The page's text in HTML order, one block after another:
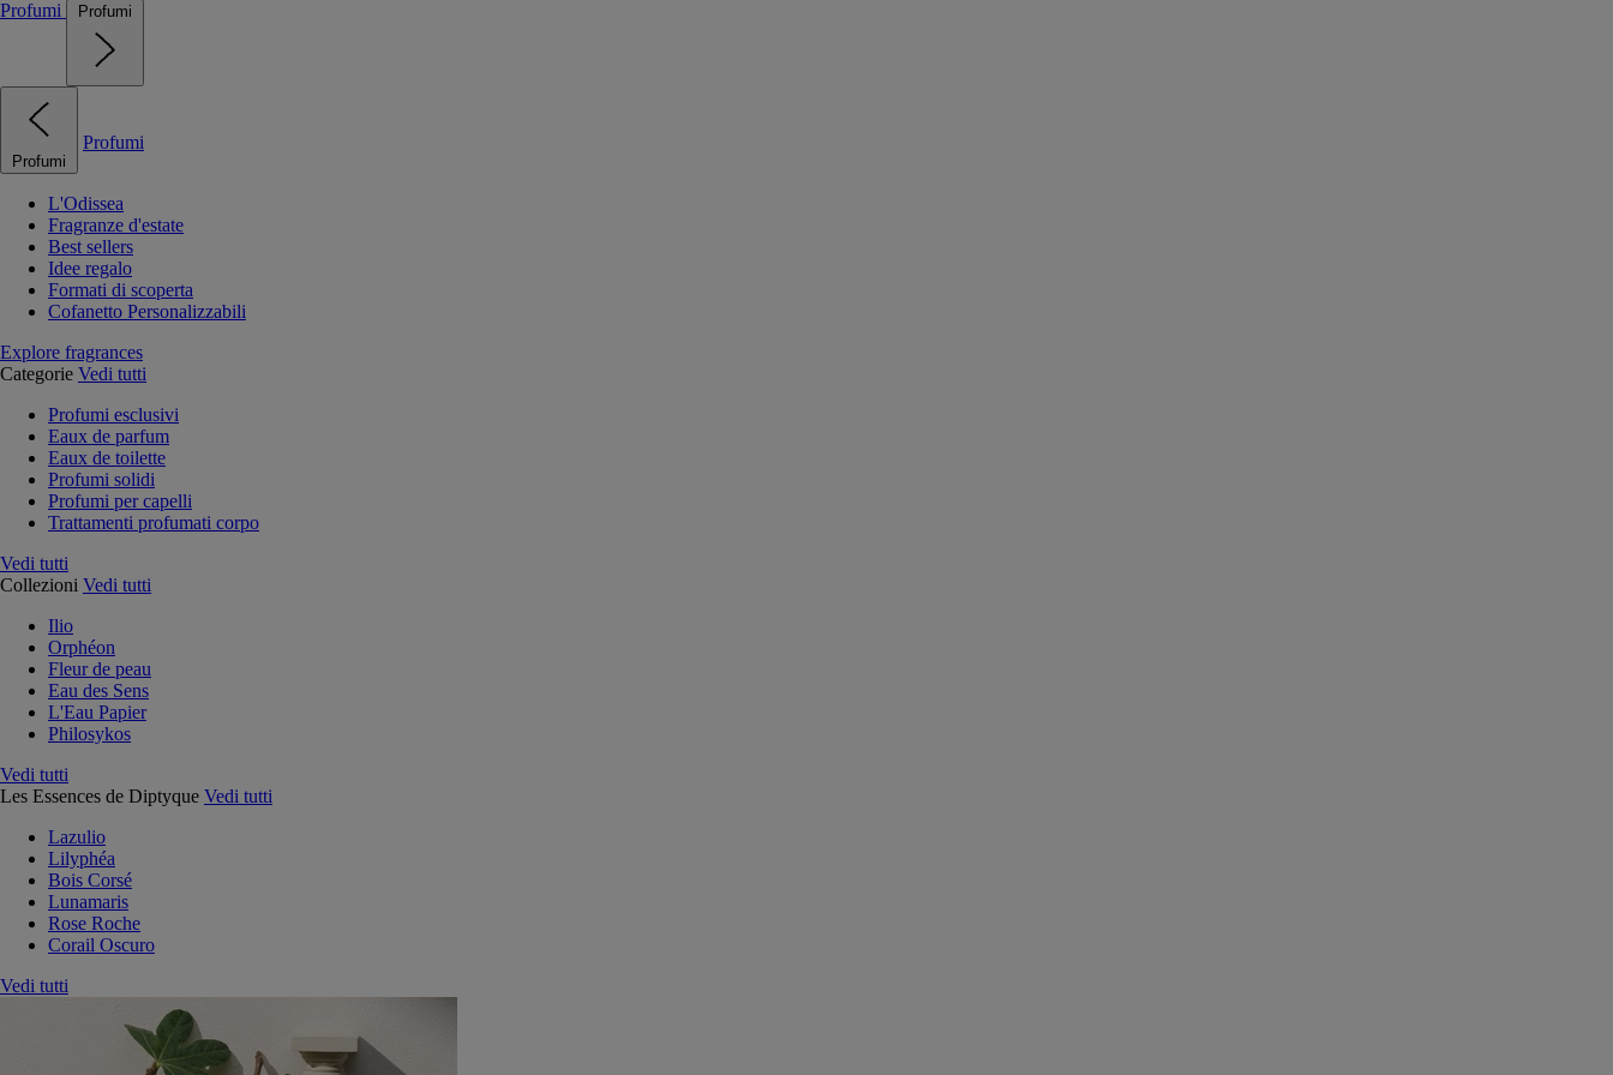
Profumi Profumi
Profumi
Profumi
L'Odissea
Fragranze d'estate
Best sellers
Idee regalo
Formati di scoperta
Cofanetto Personalizzabili
Explore fragrances
Categorie Vedi tutti
Profumi esclusivi
Eaux de parfum
Eaux de toilette
Profumi solidi
Profumi per capelli
Trattamenti profumati corpo
Vedi tutti
Collezioni Vedi tutti
Ilio
Orphéon
Fleur de peau
Eau des Sens
L'Eau Papier
Philosykos
Vedi tutti
Les Essences de Diptyque Vedi tutti
Lazulio
Lilyphéa
Bois Corsé
Lunamaris
Rose Roche
Corail Oscuro
Vedi tutti